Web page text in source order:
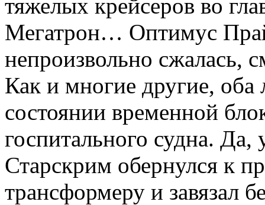
тяжелых крейсеров во
Мегатрон… Оптимус
непроизвольно сжалась,
Как и многие другие, оба
состоянии временной
госпитального судна.
Старскрим обернулся к
трансформеру и завязал